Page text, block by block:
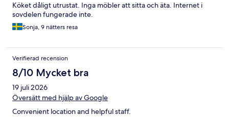
Köket dåligt utrustat. Inga möbler att sitta och äta. Internet i
sovdelen fungerade inte.
Sonja, 9 nätters resa
Verifierad recension
8/10 Mycket bra
19 juli 2026
Översätt med hjälp av Google
Convenient location and helpful staff.